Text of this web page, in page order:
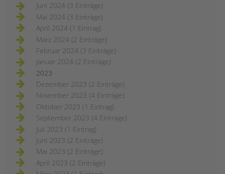
Juni 2024 (3 Einträge)
Mai 2024 (3 Einträge)
April 2024 (1 Eintrag)
März 2024 (2 Einträge)
Februar 2024 (3 Einträge)
Januar 2024 (2 Einträge)
2023
Dezember 2023 (2 Einträge)
November 2023 (4 Einträge)
Oktober 2023 (1 Eintrag)
September 2023 (4 Einträge)
Juli 2023 (1 Eintrag)
Juni 2023 (2 Einträge)
Mai 2023 (2 Einträge)
April 2023 (2 Einträge)